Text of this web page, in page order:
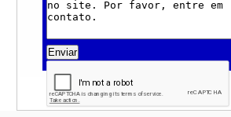
Enviar